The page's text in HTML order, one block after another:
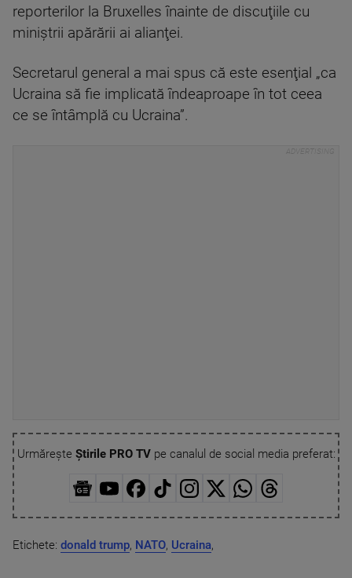
reporterilor la Bruxelles înainte de discuţiile cu
miniştrii apărării ai alianţei.
Secretarul general a mai spus că este esenţial „ca
Ucraina să fie implicată îndeaproape în tot ceea
ce se întâmplă cu Ucraina”.
Urmărește Știrile PRO TVpe canalul de social media preferat:
Etichete: donald trump, NATO, Ucraina,